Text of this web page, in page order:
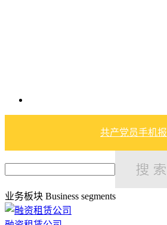
共产党员手机报
业务板块 Business segments